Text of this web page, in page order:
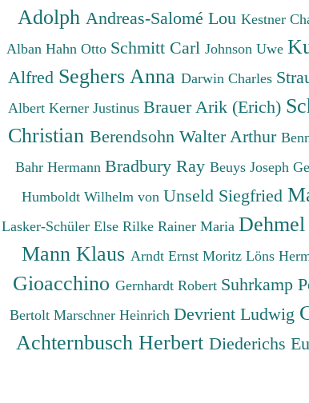
Adolph Andreas-Salomé Lou Kestner
Alban Hahn Otto Schmitt Carl Johnson Uwe
Alfred Seghers Anna Darwin Charles
Albert Kerner Justinus Brauer Arik (Erich)
Christian Berendsohn Walter Arthur
Bahr Hermann Bradbury Ray Beuys Joseph
Humboldt Wilhelm von Unseld Siegfried
Lasker-Schüler Else Rilke Rainer Maria
Mann Klaus Arndt Ernst Moritz Löns
Gioacchino Gernhardt Robert Suhrkamp
Bertolt Marschner Heinrich Devrient Ludwig
Achternbusch Herbert Diederichs